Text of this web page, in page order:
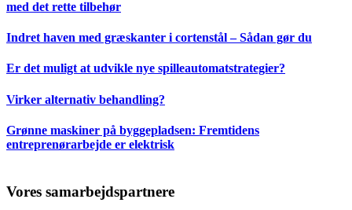
med det rette tilbehør
Indret haven med græskanter i cortenstål – Sådan gør du
Er det muligt at udvikle nye spilleautomatstrategier?
Virker alternativ behandling?
Grønne maskiner på byggepladsen: Fremtidens
entreprenørarbejde er elektrisk
Vores samarbejdspartnere